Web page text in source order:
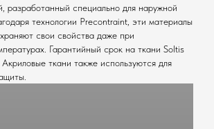
разработанный специально для наружной
технологии Precontraint, эти материалы
свои свойства даже при
Гарантийный срок на ткани Soltis
Акриловые ткани также используются для